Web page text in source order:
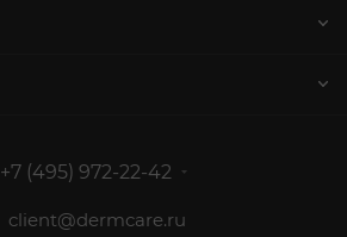
+7 (495) 972-22-42
client@dermcare.ru